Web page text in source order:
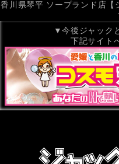
香川県琴平 ソープランド店【
▼今後ジャック
下記サイト